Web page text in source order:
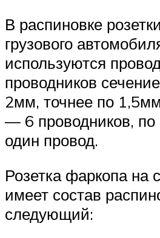
В распиновке
грузового
используются
проводников
2мм, точнее по
— 6 проводников,
один провод.
Розетка фаркопа на
имеет состав
следующий: